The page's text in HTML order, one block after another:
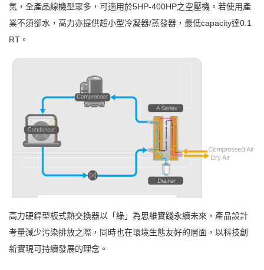
氣，全產品線機型眾多，可適用於5HP-400HP之空壓機。若使用產
業不須卻水，高力亦提供超小型冷凝器/蒸發器，最低capacity達0.1
RT。
高力硬銲型板式熱交換器以「綠」為思維實踐永續未來，產品設計
考量減少污染排放之際，同時也在環境生態友好的層面，以科技創
新實現可持續發展的理念。